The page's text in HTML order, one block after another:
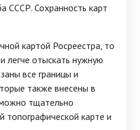
СССР. Сохранность карт
картой Росреестра, то
легче отыскать нужную
все границы и
также внесены в
тщательно
топографической карте и